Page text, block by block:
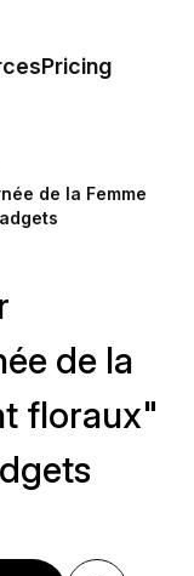
Pricing
de la Femme
de la
floraux"